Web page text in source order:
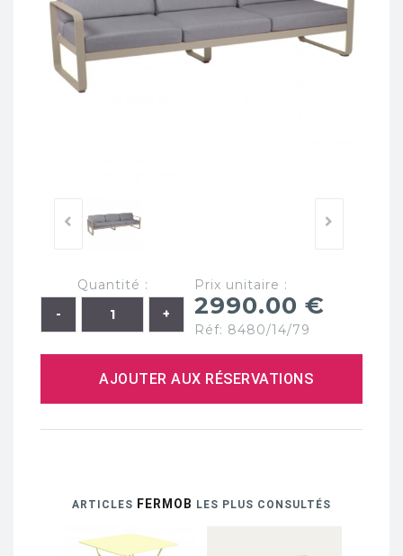
Quantité : Prix unitaire :
2990.00 €
Réf: 8480/14/79
AJOUTER AUX RÉSERVATIONS
ARTICLES FERMOB LES PLUS CONSULTÉS